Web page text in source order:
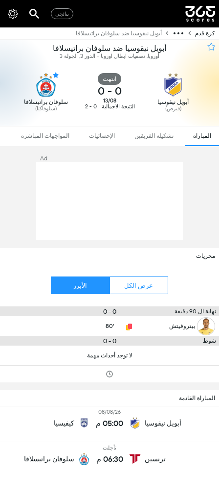
نتائجي
كرة قدم أبويل نيقوسيا ضد سلوفان براتيسلافا
أبويل نيقوسيا ضد سلوفان براتيسلافا
أوروبا, تصفيات ابطال اوروبا - الدور 3, الجولة 3
أبويل نيقوسيا
(قبرص)
انتهت
0
-
0
13/08
النتيجة الاجمالية
0 - 2
سلوفان براتيسلافا
(سلوفاكيا)
المباراة تشكيلة الفريقين الإحصائيات المواجهات المباشرة
Ad
مجريات
عرض الكل الأبرز
نهاية ال 90 دقيقة 0 - 0
بيتروفيتش 80'
شوط 0 - 0
لا توجد أحداث مهمة
المباراة القادمة
أبويل نيقوسيا
08/08/26
05:00 م كيفيسيا
ترنسين
تأجلت
06:30 م سلوفان براتيسلافا